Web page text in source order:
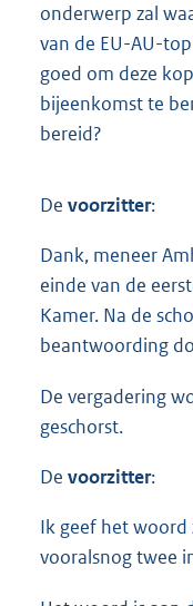
onderwerp zal
van de EU-AU-
goed om deze
bijeenkomst te
bereid?
De voorzitter:
Dank, meneer
einde van de
Kamer. Na de
beantwoording
De vergadering
geschorst.
De voorzitter:
Ik geef het woord
vooralsnog twee